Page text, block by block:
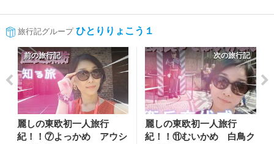
旅行記グループ ひとりりょこう１
前の旅行記
麗しの東欧初一人旅行
紀！！⑦よっかめ アウシ
次の旅行記
麗しの東欧初一人旅行
紀！！⑪むいかめ 白鳥ク